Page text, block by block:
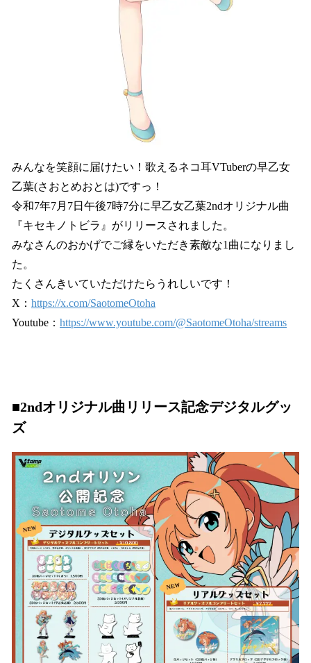
みんなを笑顔に届けたい！歌えるネコ耳VTuberの早乙女
乙葉(さおとめおとは)ですっ！
令和7年7月7日午後7時7分に早乙女乙葉2ndオリジナル曲
『キセキノトビラ』がリリースされました。
みなさんのおかげでご縁をいただき素敵な1曲になりまし
た。
たくさんきいていただけたらうれしいです！
X： https://x.com/SaotomeOtoha
Youtube： https://www.youtube.com/@SaotomeOtoha/streams
■2ndオリジナル曲リリース記念デジタルグッ
ズ